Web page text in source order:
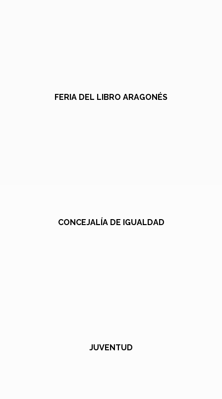
FERIA DEL LIBRO ARAGONÉS
CONCEJALÍA DE IGUALDAD
JUVENTUD